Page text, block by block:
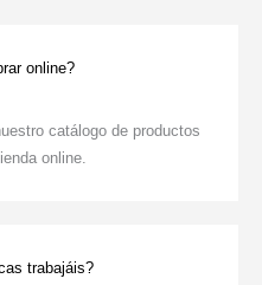
online?
catálogo de productos
online.
trabajáis?